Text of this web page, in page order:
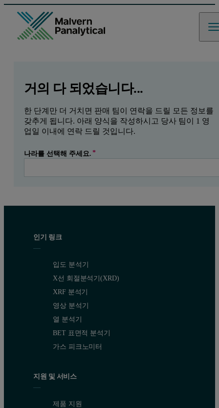
거의 다 되었습니다...
한 단계만 더 거치면 판매 팀이 연락을 드릴 모든 정보를
갖추게 됩니다. 아래 양식을 작성하시고 당사 팀이 1 영
업일 이내에 연락 드릴 것입니다.
나라를 선택해 주세요.
인기 링크
입도 분석기
X선 회절분석기(XRD)
XRF 분석기
영상 분석기
열 분석기
BET 표면적 분석기
가스 피크노미터
지원 및 서비스
제품 지원